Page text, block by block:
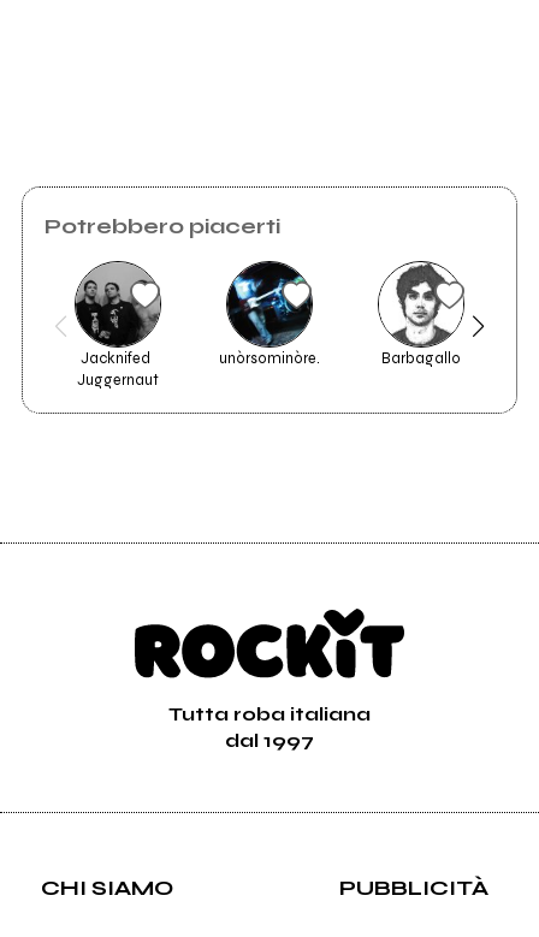
Vorrei
Potrebbero piacerti
Jacknifed
Juggernaut
unòrsominòre. Barbagallo
Tutta roba italiana
dal 1997
CHI SIAMO PUBBLICITÀ